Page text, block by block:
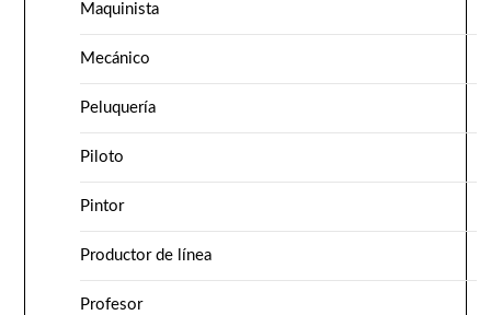
Maquinista
Mecánico
Peluquería
Piloto
Pintor
Productor de línea
Profesor